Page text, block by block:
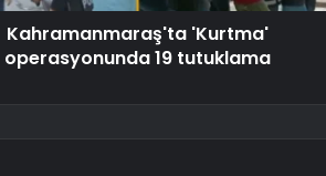
Kahramanmaraş'ta 'Kurtma'
operasyonunda 19 tutuklama